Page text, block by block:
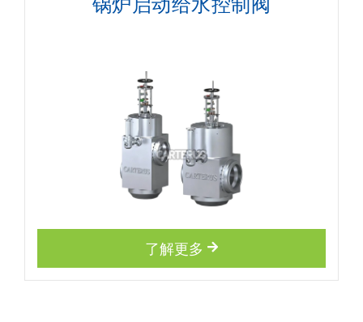
锅炉启动给水控制阀
了解更多